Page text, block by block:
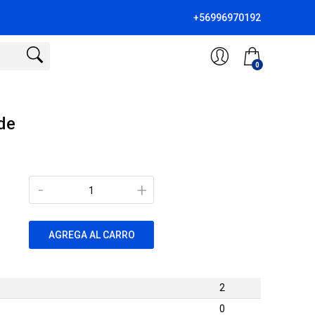
+56996970192
0
+
-
AGREGA AL CARRO
2
0